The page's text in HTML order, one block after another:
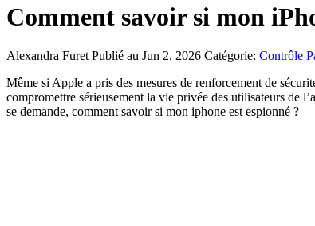
Comment savoir si mon
Alexandra Furet Publié au Jun 2, 2026 Catégorie: Contrôle
Même si Apple a pris des mesures de renforcement de
compromettre sérieusement la vie privée des utilisateurs de
se demande, comment savoir si mon iphone est espionné ?